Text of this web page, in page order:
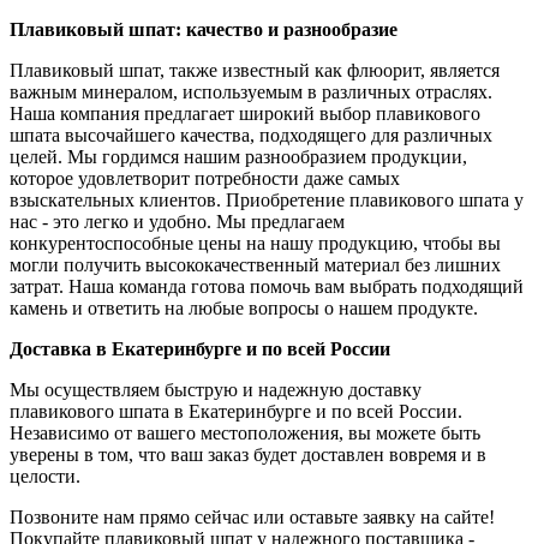
Плавиковый шпат: качество и разнообразие
Плавиковый шпат, также известный как флюорит, является
важным минералом, используемым в различных отраслях.
Наша компания предлагает широкий выбор плавикового
шпата высочайшего качества, подходящего для различных
целей. Мы гордимся нашим разнообразием продукции,
которое удовлетворит потребности даже самых
взыскательных клиентов. Приобретение плавикового шпата у
нас - это легко и удобно. Мы предлагаем
конкурентоспособные цены на нашу продукцию, чтобы вы
могли получить высококачественный материал без лишних
затрат. Наша команда готова помочь вам выбрать подходящий
камень и ответить на любые вопросы о нашем продукте.
Доставка в Екатеринбурге и по всей России
Мы осуществляем быструю и надежную доставку
плавикового шпата в Екатеринбурге и по всей России.
Независимо от вашего местоположения, вы можете быть
уверены в том, что ваш заказ будет доставлен вовремя и в
целости.
Позвоните нам прямо сейчас или оставьте заявку на сайте!
Покупайте плавиковый шпат у надежного поставщика -